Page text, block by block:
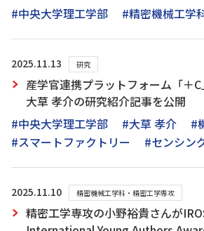
#中央大学理工学部
#精密機械工学
2025.11.13 研究
産学官連携プラットフォーム「＋
大草 孝介の研究紹介記事を公開
#中央大学理工学部
#大草 孝介
#
#スマートファクトリー
#センシン
2025.11.10 精密機械工学科・精密工学専攻
精密工学専攻の小野裕貴さんが